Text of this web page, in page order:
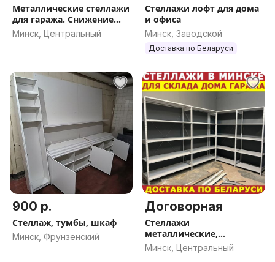
Металлические стеллажи
для гаража. Снижение
цен
Минск, Центральный
Стеллажи лофт для дома
и офиса
Минск, Заводской
Доставка по Беларуси
900 р.
Стеллаж, тумбы, шкаф
Минск, Фрунзенский
Договорная
Стеллажи
металлические,
стеллажи для склада,
озон, вб, стеллажи в
Минск, Центральный